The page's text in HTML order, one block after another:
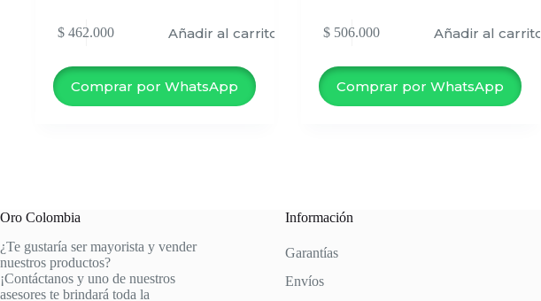
$ 462.000 Añadir al carrito
Comprar por WhatsApp
$ 506.000 Añadir al carrito
Comprar por WhatsApp
Oro Colombia
¿Te gustaría ser mayorista y vender
nuestros productos?
¡Contáctanos y uno de nuestros
asesores te brindará toda la
Información
Garantías
Envíos